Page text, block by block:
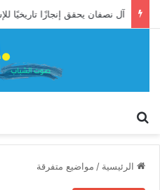
الرئيسية / مواضيع متفرقة